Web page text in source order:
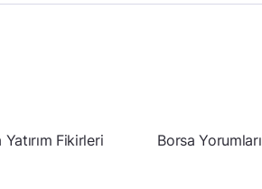
Yatırım Fikirleri Borsa Yorumları